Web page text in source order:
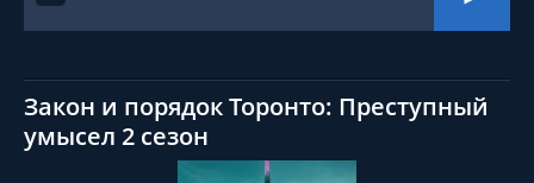
Закон и порядок Торонто: Преступный
умысел 2 сезон